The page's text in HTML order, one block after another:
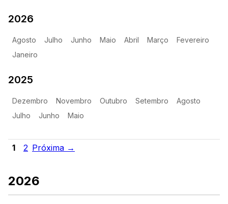
2026
Agosto Julho Junho Maio Abril Março
Fevereiro
Janeiro
2025
Dezembro Novembro Outubro Setembro
Agosto
Julho
Junho Maio
1 2 Próxima →
2026